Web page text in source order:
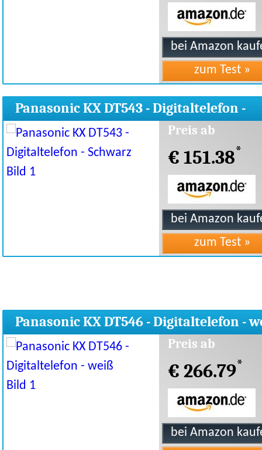
Panasonic KX DT543 - Digitaltelefon -
Schwarz
Preis ab
€ 151.38*
Panasonic KX DT546 - Digitaltelefon -
Preis ab
€ 266.79*